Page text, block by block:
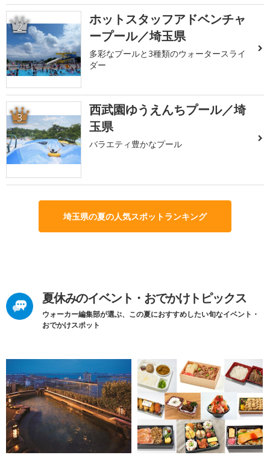
2
ホットスタッフアドベンチャ
ープール／埼玉県
多彩なプールと3種類のウォータースライ
ダー
3
西武園ゆうえんちプール／埼
玉県
バラエティ豊かなプール
埼玉県の夏の人気スポットランキング
夏休みのイベント・おでかけトピックス
ウォーカー編集部が選ぶ、この夏におすすめしたい旬なイベント・
おでかけスポット